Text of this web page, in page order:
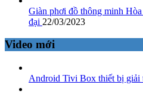
Giàn phơi đồ thông minh
đại 22/03/2023
Video mới
Android Tivi Box thiết bị giải